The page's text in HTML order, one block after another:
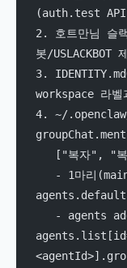
(auth.test
2. 호트만님
봇/USLACKBOT
3.
workspace 라
4. ~/
["복자",